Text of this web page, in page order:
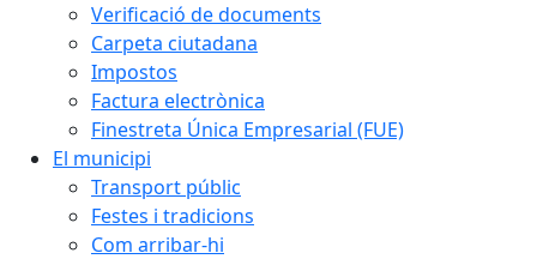
Verificació de documents
Carpeta ciutadana
Impostos
Factura electrònica
Finestreta Única Empresarial (FUE)
El municipi
Transport públic
Festes i tradicions
Com arribar-hi